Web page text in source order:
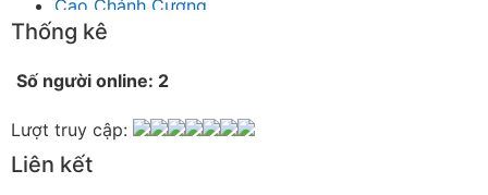
Cao Chánh Cương
Cao Nhật Quyên
Chích Chị
Chu Trầm Nguyên Minh
Cò Bằng
Thống kê
Số người online: 2
Lượt truy cập:
Liên kết